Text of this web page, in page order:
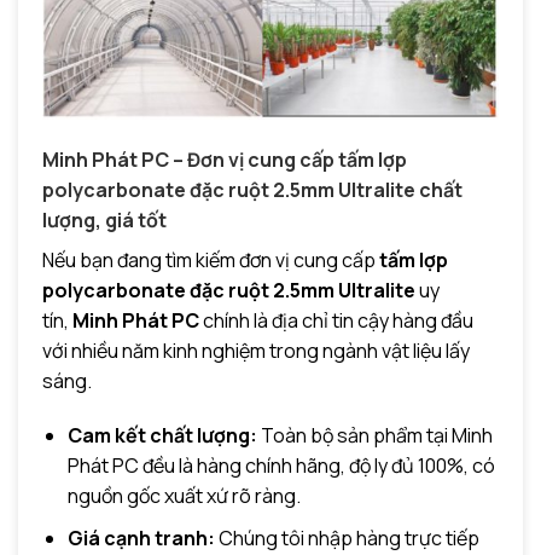
Minh Phát PC – Đơn vị cung cấp tấm lợp
polycarbonate đặc ruột 2.5mm Ultralite chất
lượng, giá tốt
Nếu bạn đang tìm kiếm đơn vị cung cấptấm lợp
polycarbonate đặc ruột 2.5mm Ultraliteuy
tín, Minh Phát PCchính là địa chỉ tin cậy hàng đầu
với nhiều năm kinh nghiệm trong ngành vật liệu lấy
sáng.
Cam kết chất lượng: Toàn bộ sản phẩm tại Minh
Phát PC đều là hàng chính hãng, độ ly đủ 100%, có
nguồn gốc xuất xứ rõ ràng.
Giá cạnh tranh: Chúng tôi nhập hàng trực tiếp